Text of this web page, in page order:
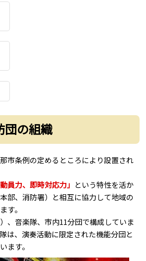
団の組織
市条例の定めるところにより設置され
員力、即時対応力」 という特性を活か
部、消防署）と相互に協力して地域の
す。
、音楽隊、市内11分団で構成していま
は、演奏活動に限定された機能分団と
ます。